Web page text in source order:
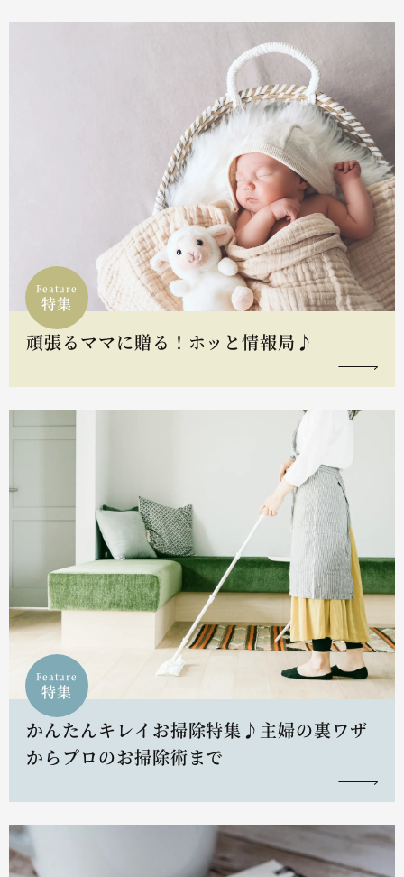
Feature
特集
頑張るママに贈る！ホッと情報局♪
Feature
特集
かんたんキレイお掃除特集♪主婦の裏ワザ
からプロのお掃除術まで